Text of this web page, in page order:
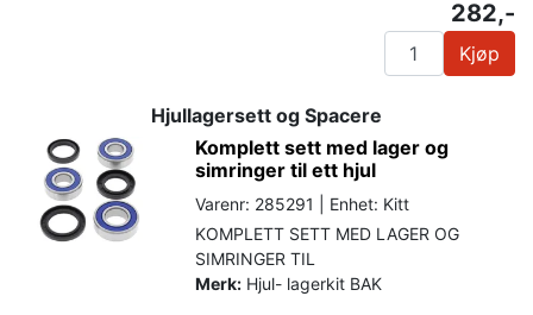
282,-
Kjøp
Hjullagersett og Spacere
Komplett sett med lager og
simringer til ett hjul
Varenr: 285291 | Enhet: Kitt
KOMPLETT SETT MED LAGER OG
SIMRINGER TIL
Merk: Hjul- lagerkit BAK